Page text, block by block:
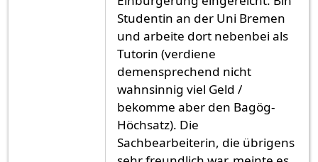
Studentin an der Uni Bremen
und arbeite dort nebenbei als
Tutorin (verdiene
demensprechend nicht
wahnsinnig viel Geld /
bekomme aber den Bagög-
Höchsatz). Die
Sachbearbeiterin, die übrigens